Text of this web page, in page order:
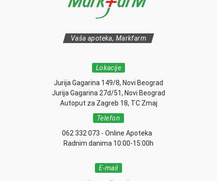
Vaša apoteka, Markfarm
Lokacije
Jurija Gagarina 149/8, Novi Beograd
Jurija Gagarina 27d/51, Novi Beograd
Autoput za Zagreb 18, TC Zmaj
Telefon
062 332 073 - Online Apoteka
Radnim danima 10:00-15:00h
E-mail